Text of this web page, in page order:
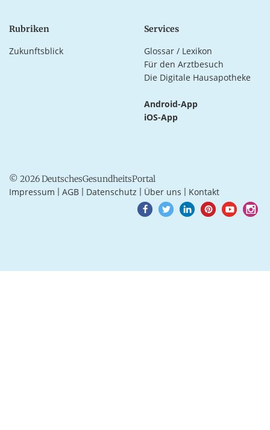
Rubriken
Zukunftsblick
Services
Glossar / Lexikon
Für den Arztbesuch
Die Digitale Hausapotheke
Android-App
iOS-App
© 2026 DeutschesGesundheitsPortal
Impressum AGB Datenschutz Über uns Kontakt